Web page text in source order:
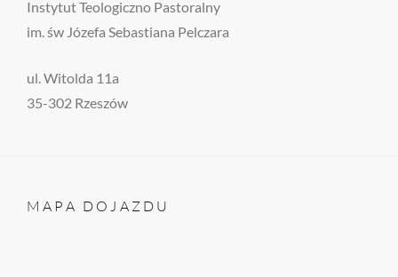
Instytut Teologiczno Pastoralny
im. św Józefa Sebastiana Pelczara
ul. Witolda 11a
35-302 Rzeszów
MAPA DOJAZDU